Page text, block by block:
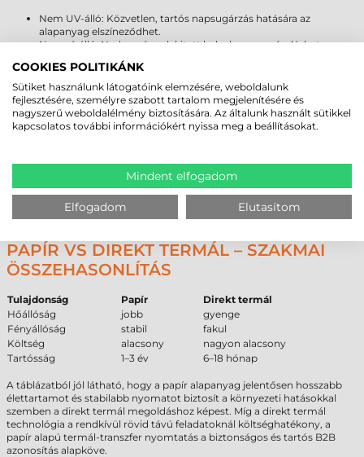
Nem UV-álló: Közvetlen, tartós napsugárzás hatására az
alapanyag elszíneződhet.
Nem vízálló: Nedvességnek kitett helyeken a papír elázhat, a
ragasztó elengedhet.
Kültéri használata nem javasolt, mivel az időjárási körülmények
roncsolják a papír rostjait.
PAPÍR CÍMKE ÉLETTARTAM
Várható élettartam (beltér)
1–3 év
Direkt termál
6–18 hónap
PAPÍR VS DIREKT TERMÁL – SZAKMAI
ÖSSZEHASONLÍTÁS
Tulajdonság Papír
Direkt termál
Hőállóság
jobb
gyenge
Fényállóság
stabil
fakul
Költség
alacsony
nagyon alacsony
Tartósság
1–3 év 6–18 hónap
A táblázatból jól látható, hogy a papír alapanyag jelentősen hosszabb
élettartamot és stabilabb nyomatot biztosít a környezeti hatásokkal
szemben a direkt termál megoldáshoz képest. Míg a direkt termál
technológia a rendkívül rövid távú feladatoknál költséghatékony, a
papír alapú termál-transzfer nyomtatás a biztonságos és tartós B2B
azonosítás alapköve.
COOKIES POLITIKÁNK
Sütiket használunk látogatóink elemzésére, weboldalunk
fejlesztésére, személyre szabott tartalom megjelenítésére és
nagyszerű weboldalélmény biztosítására. Az általunk használt sütikkel
kapcsolatos további információkért nyissa meg a beállításokat.
Mindent elfogadom
Elfogadom Elutasítom